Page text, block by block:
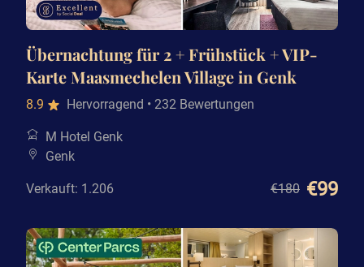
Übernachtung für 2 + Frühstück + VIP-
Karte Maasmechelen Village in Genk
8.9 Hervorragend • 232 Bewertungen
M Hotel Genk
Genk
Verkauft: 1.206 €180 €99